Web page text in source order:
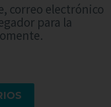
correo electrónico
para la